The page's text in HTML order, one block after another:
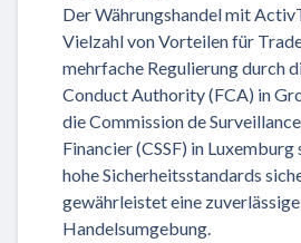
Der Währungshandel mit
Vielzahl von Vorteilen für
mehrfache Regulierung durch
Conduct Authority (FCA) in
die Commission de
Financier (CSSF) in
hohe Sicherheitsstandards
gewährleistet eine
Handelsumgebung.